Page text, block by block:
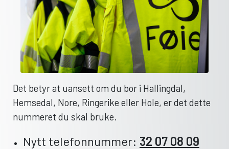
Det betyr at uansett om du bor i Hallingdal,
Hemsedal, Nore, Ringerike eller Hole, er det dette
nummeret du skal bruke.
Nytt telefonnummer: 32 07 08 09